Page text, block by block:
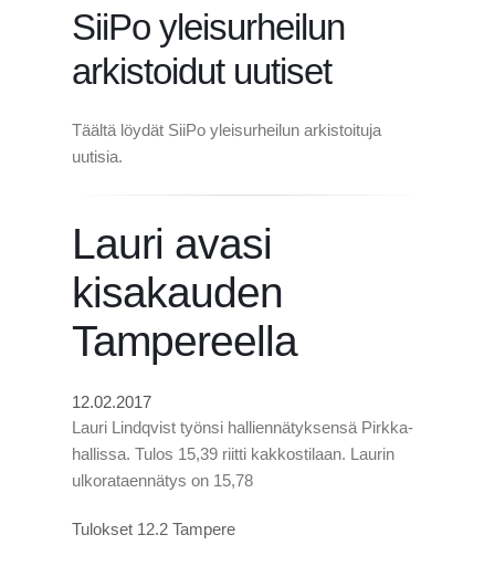
SiiPo yleisurheilun
arkistoidut uutiset
Täältä löydät SiiPo yleisurheilun arkistoituja
uutisia.
Lauri avasi
kisakauden
Tampereella
12.02.2017
Lauri Lindqvist työnsi halliennätyksensä Pirkka-
hallissa. Tulos 15,39 riitti kakkostilaan. Laurin
ulkorataennätys on 15,78
Tulokset 12.2 Tampere